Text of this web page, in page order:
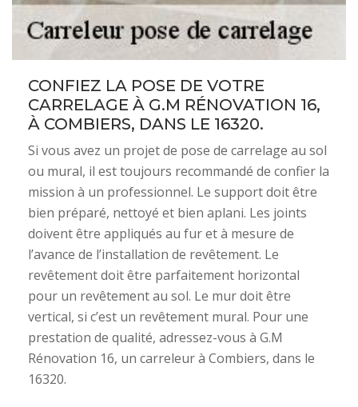
CONFIEZ LA POSE DE VOTRE
CARRELAGE À G.M RÉNOVATION 16,
À COMBIERS, DANS LE 16320.
Si vous avez un projet de pose de carrelage au sol
ou mural, il est toujours recommandé de confier la
mission à un professionnel. Le support doit être
bien préparé, nettoyé et bien aplani. Les joints
doivent être appliqués au fur et à mesure de
l’avance de l’installation de revêtement. Le
revêtement doit être parfaitement horizontal
pour un revêtement au sol. Le mur doit être
vertical, si c’est un revêtement mural. Pour une
prestation de qualité, adressez-vous à G.M
Rénovation 16, un carreleur à Combiers, dans le
16320.